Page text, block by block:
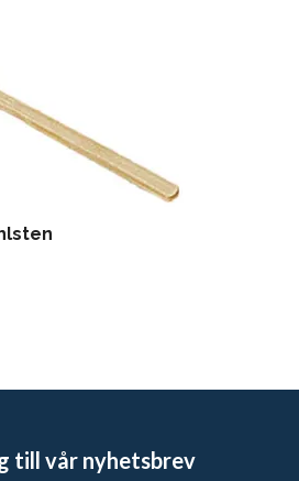
till vår nyhetsbrev